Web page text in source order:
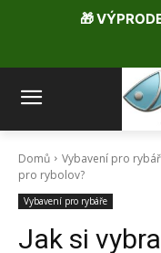
Domů Vybavení pro
pro rybolov?
Vybavení pro rybáře
Jak si
🎁